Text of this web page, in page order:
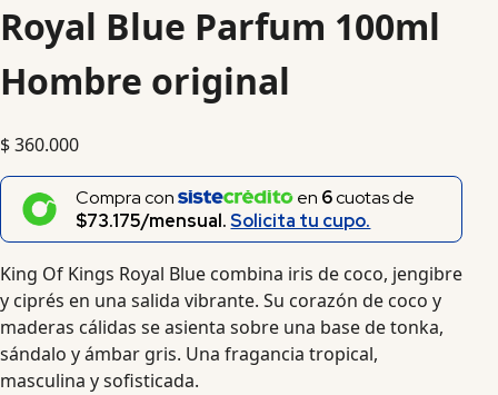
Royal Blue Parfum 100ml
Hombre original
$360.000
Compra con en 6cuotas de
$73.175/mensual.Solicita tu cupo.
King Of Kings Royal Blue combina iris de coco, jengibre
y ciprés en una salida vibrante. Su corazón de coco y
maderas cálidas se asienta sobre una base de tonka,
sándalo y ámbar gris. Una fragancia tropical,
masculina y sofisticada.